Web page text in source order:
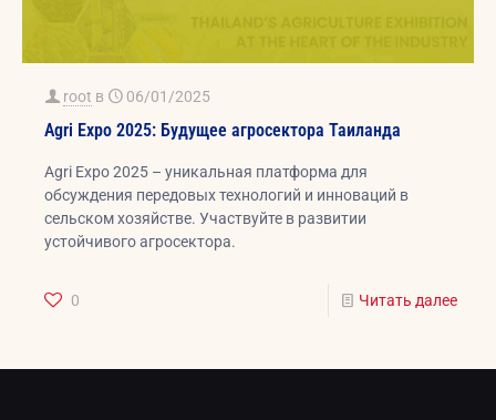
root в 06/01/2025
Agri Expo 2025: Будущее агросектора Таиланда
Agri Expo 2025 – уникальная платформа для
обсуждения передовых технологий и инноваций в
сельском хозяйстве. Участвуйте в развитии
устойчивого агросектора.
0 Читать далее